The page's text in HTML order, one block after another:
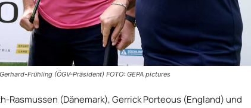
Frühling (ÖGV-Präsident) FOTO: GEPA pictures
Rasmussen (Dänemark), Gerrick Porteous (England) und